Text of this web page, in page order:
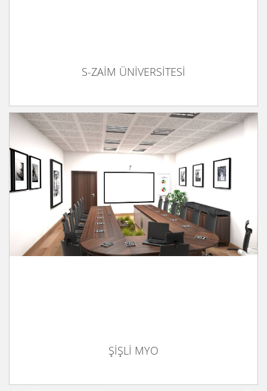
S-ZAİM ÜNİVERSİTESİ
ŞİŞLİ MYO
ŞİŞLİ MYO